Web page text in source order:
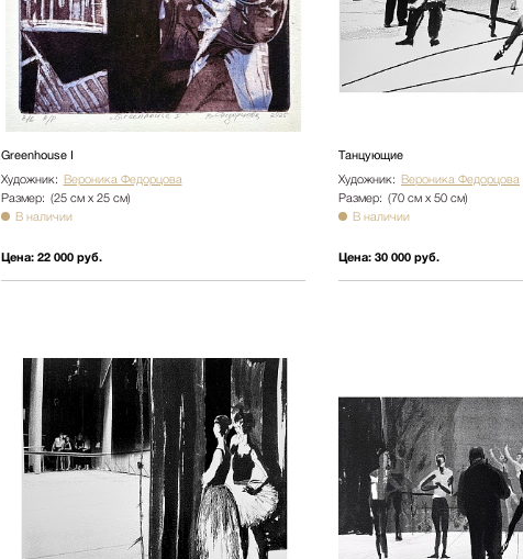
Greenhouse I
Художник: Вероника Федорцова
Размер: (25 см х 25 см)
В наличии
Цена:22 000 руб.
Танцующие
Художник: Вероника Федорцова
Размер: (70 см х 50 см)
В наличии
Цена: 30 000 руб.